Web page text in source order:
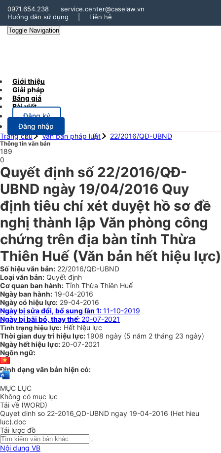
0971.654.238
service.center@caselaw.vn
Hướng dẫn sử dụng
Liên hệ
Toggle Navigation
Giới thiệu
Giải pháp
Bảng giá
Bài viết
Đăng ký
Đăng nhập
Trang chủ
Văn bản pháp luật 22/2016/QĐ-UBND
Thông tin văn bản
189
0
Quyết định số 22/2016/QĐ-
UBND ngày 19/04/2016 Quy
định tiêu chí xét duyệt hồ sơ đề
nghị thành lập Văn phòng công
chứng trên địa bàn tỉnh Thừa
Thiên Huế(Văn bản hết hiệu lực)
Số hiệu văn bản: 22/2016/QĐ-UBND
Loại văn bản: Quyết định
Cơ quan ban hành: Tỉnh Thừa Thiên Huế
Ngày ban hành: 19-04-2016
Ngày có hiệu lực: 29-04-2016
Ngày bị sửa đổi, bổ sung lần 1:11-10-2019
Ngày bị bãi bỏ, thay thế: 20-07-2021
Tình trạng hiệu lực: Hết hiệu lực
Thời gian duy trì hiệu lực: 1908 ngày (5 năm 2 tháng 23 ngày)
Ngày hết hiệu lực: 20-07-2021
Ngôn ngữ:
Định dạng văn bản hiện có:
MỤC LỤC
Không có mục lục
Tải về (WORD)
Quyet dinh so 22-2016_QD-UBND ngay 19-04-2016 (Het hieu
luc).doc
Tải lược đồ
Nội dung VB